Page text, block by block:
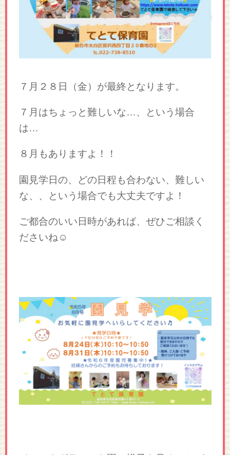
７月２８日（金）が最終となります。
７月はちょっと難しいな…、という場合
は…
８月もありますよ！！
園見学日の、どの日程も合わない、難しい
な、、という場合でも大丈夫ですよ！
ご都合のいい日時があれば、ぜひご相談く
ださいね☺